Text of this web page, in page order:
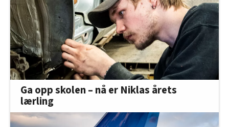
Ga opp skolen – nå er Niklas årets
lærling